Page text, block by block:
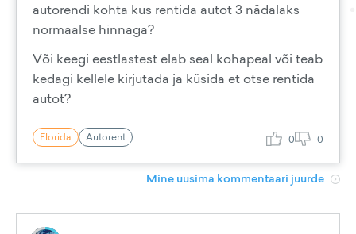
autorendi kohta kus rentida autot 3 nädalaks
normaalse hinnaga?
Või keegi eestlastest elab seal kohapeal või teab
kedagi kellele kirjutada ja küsida et otse rentida
autot?
Florida Autorent 0 0
Mine uusima kommentaari juurde